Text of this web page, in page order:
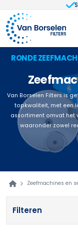
Ga naar de inhoud
RONDE
Van Borselen Filters is
topkwaliteit, met een
assortiment omvat het
waaronder zowel
Zeefmachines en
Filteren